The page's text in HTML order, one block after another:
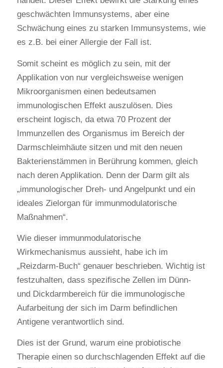
geschwächten Immunsystems, aber eine
Schwächung eines zu starken Immunsystems, wie
es z.B. bei einer Allergie der Fall ist.
Somit scheint es möglich zu sein, mit der
Applikation von nur vergleichsweise wenigen
Mikroorganismen einen bedeutsamen
immunologischen Effekt auszulösen. Dies
erscheint logisch, da etwa 70 Prozent der
Immunzellen des Organismus im Bereich der
Darmschleimhäute sitzen und mit den neuen
Bakterienstämmen in Berührung kommen, gleich
nach deren Applikation. Denn der Darm gilt als
„immunologischer Dreh- und Angelpunkt und ein
ideales Zielorgan für immunmodulatorische
Maßnahmen“.
Wie dieser immunmodulatorische
Wirkmechanismus aussieht, habe ich im
„Reizdarm-Buch“ genauer beschrieben. Wichtig ist
festzuhalten, dass spezifische Zellen im Dünn-
und Dickdarmbereich für die immunologische
Aufarbeitung der sich im Darm befindlichen
Antigene verantwortlich sind.
Dies ist der Grund, warum eine probiotische
Therapie einen so durchschlagenden Effekt auf die